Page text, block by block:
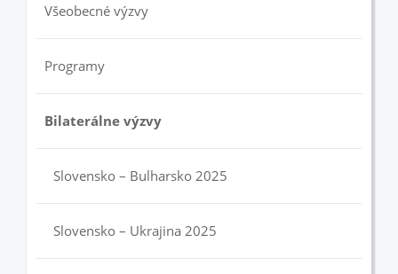
Všeobecné výzvy
Programy
Bilaterálne výzvy
Slovensko – Bulharsko 2025
Slovensko – Ukrajina 2025